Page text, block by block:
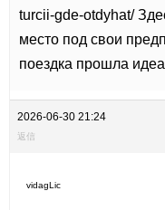
turcii-gde-otdyhat/
место под свои
поездка прошла
2026-06-30 21:24
返信
vidagLic